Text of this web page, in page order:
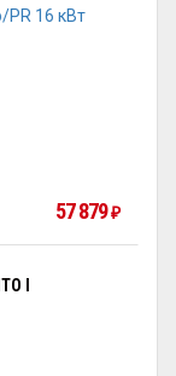
57 879₽
I